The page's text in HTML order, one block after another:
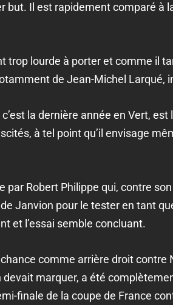
but. Il est rapidement comparé à
trop lourde à porter et comme il
de Jean-Michel Larqué,
la dernière année en Vert,
à tel point qu’il envisage
Robert Philippe qui, contre
Janvion pour le tester en tant
et l’essai semble concluant.
comme arrière droit contre
devait marquer, a été
finale de la coupe de France